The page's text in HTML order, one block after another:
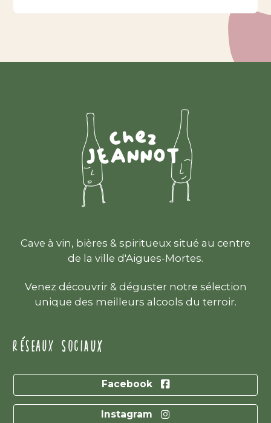
Cave à vin, bières & spiritueux situé au centre
de la ville d'Aigues-Mortes.
Venez découvrir & déguster notre sélection
unique des meilleurs alcools du terroir.
RÉSEAUX SOCIAUX
Facebook
Instagram